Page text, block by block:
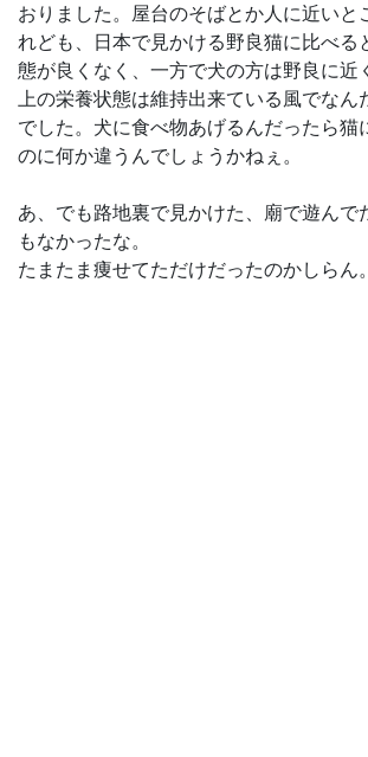
おりました。屋台のそばとか人に近いと
れども、日本で見かける野良猫に比べる
態が良くなく、一方で犬の方は野良に近
上の栄養状態は維持出来ている風でなん
でした。犬に食べ物あげるんだったら猫
のに何か違うんでしょうかねぇ。
あ、でも路地裏で見かけた、廟で遊んで
もなかったな。
たまたま痩せてただけだったのかしらん。